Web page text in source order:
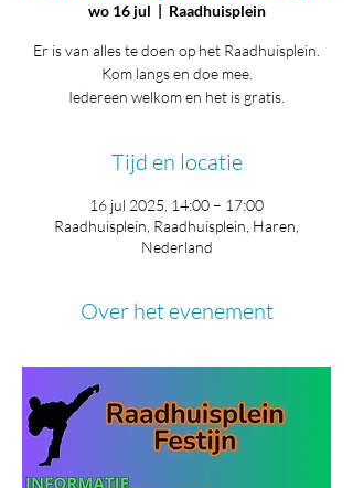
wo 16 jul
  |
Raadhuisplein
Er is van alles te doen op het Raadhuisplein.
Kom langs en doe mee.
Iedereen welkom en het is gratis.
Tijd en locatie
16 jul 2025, 14:00 – 17:00
Raadhuisplein, Raadhuisplein, Haren,
Nederland
Over het evenement